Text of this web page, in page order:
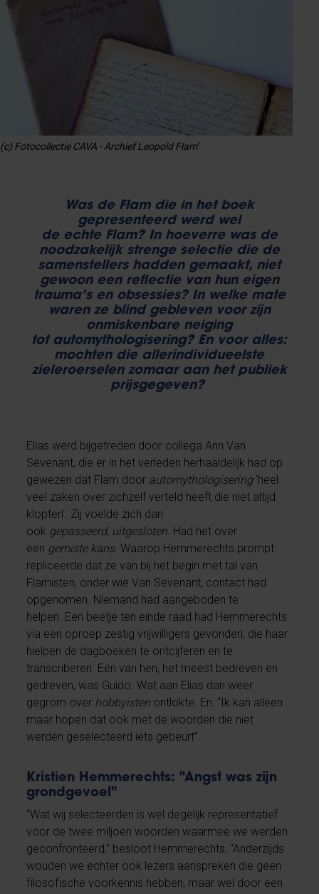
(c) Fotocollectie CAVA - Archief Leopold Flam’
Was de Flam die in het boek
gepresenteerd werd wel
de echte Flam? In hoeverre was de
noodzakelijk strenge selectie die de
samenstellers hadden gemaakt, niet
gewoon een reflectie van hun eigen
trauma’s en obsessies? In welke mate
waren ze blind gebleven voor zijn
onmiskenbare neiging
tot automythologisering? En voor alles:
mochten die allerindividueelste
zieleroerselen zomaar aan het publiek
prijsgegeven?
Elias werd bijgetreden door collega Ann Van
Sevenant, die er in het verleden herhaaldelijk had op
gewezen dat Flam door automythologisering‘heel
veel zaken over zichzelf verteld heeft die niet altijd
klopten’. Zij voelde zich dan
ook gepasseerd, uitgesloten. Had het over
een gemiste kans. Waarop Hemmerechts prompt
repliceerde dat ze van bij het begin met tal van
Flamisten, onder wie Van Sevenant, contact had
opgenomen. Niemand had aangeboden te
helpen. Een beetje ten einde raad had Hemmerechts
via een oproep zestig vrijwilligers gevonden, die haar
hielpen de dagboeken te ontcijferen en te
transcriberen. Eén van hen, het meest bedreven en
gedreven, was Guido. Wat aan Elias dan weer
gegrom over hobbyisten ontlokte. En: “Ik kan alleen
maar hopen dat ook met de woorden die niet
werden geselecteerd iets gebeurt”.
Kristien Hemmerechts: "Angst was zijn
grondgevoel"
“Wat wij selecteerden is wel degelijk representatief
voor de twee miljoen woorden waarmee we werden
geconfronteerd,” besloot Hemmerechts, “Anderzijds
wouden we echter ook lezers aanspreken die geen
filosofische voorkennis hebben, maar wel door een